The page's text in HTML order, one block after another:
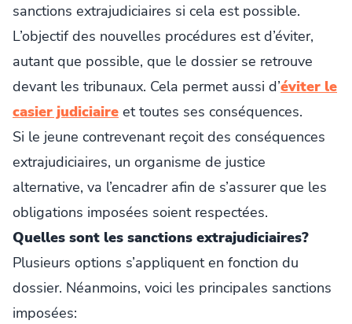
sanctions extrajudiciaires si cela est possible.
L’objectif des nouvelles procédures est d’éviter,
autant que possible, que le dossier se retrouve
devant les tribunaux. Cela permet aussi d’éviter le
casier judiciaire et toutes ses conséquences.
Si le jeune contrevenant reçoit des conséquences
extrajudiciaires, un organisme de justice
alternative, va l’encadrer afin de s’assurer que les
obligations imposées soient respectées.
Quelles sont les sanctions extrajudiciaires?
Plusieurs options s’appliquent en fonction du
dossier. Néanmoins, voici les principales sanctions
imposées: